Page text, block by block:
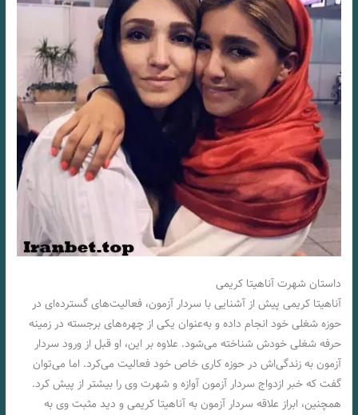
داستان شهرت آناهیتا کریمی
آناهیتا کریمی پیش از آشنایی با سردار آزمون، فعالیت‌های گسترده‌ای در
حوزه شغلی خود انجام داده و به‌عنوان یکی از چهره‌های برجسته در زمینه
حرفه شغلی خودش شناخته می‌شود. علاوه بر این، او قبل از ورود سردار
آزمون به زندگی‌اش در حوزه کاری خاص خود فعالیت می‌کرد. اما می‌توان
گفت که خبر ازدواج سردار آزمون آوازه و شهرت وی را بیشتر از پیش کرد.
همچنین، ابراز علاقه سردار آزمون به آناهیتا کریمی و دید مثبت وی به